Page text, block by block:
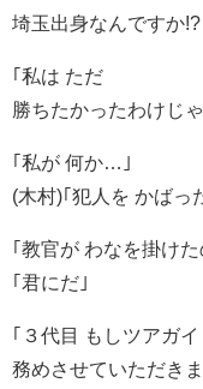
埼玉出身なんですか!?
｢私は ただ
勝ちたかったわけじ
｢私が 何か…｣
(木村)｢犯人を かばっ
｢教官が わなを掛け
｢君にだ｣
｢３代目 もしツアガ
務めさせていただき